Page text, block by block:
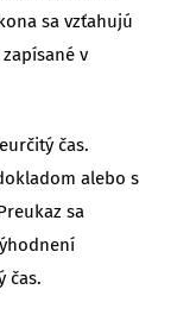
sa vzťahujú
v
čas.
alebo s
sa
čas.